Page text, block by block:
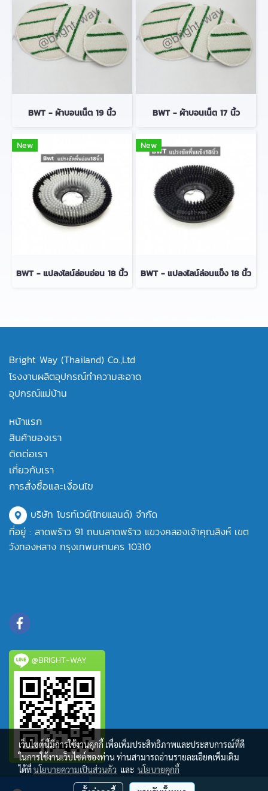
BWT - ผ้าบอนเน็ต 19 นิ้ว BWT - ผ้าบอนเน็ต 17 นิ้ว
New
BWT - แปลงไลน์ล่อนอ่อน 18 นิ้ว
New
BWT - แปลงไลน์ล่อนแข็ง 18 นิ้ว
Bright Way (Thailand) Co.,Ltd
โรงงานผลิตอุปกรณ์ทำความสะอาด
อุปกรณ์แม่บ้าน
หน้าแรก
สินค้าของเรา
ติดต่อเรา
เกี่ยวกับเรา
การสั่งซื้อและเงื่อนไข
บริษัท โบรท์เวย์(ไทยแลนด์) จำกัด
ที่อยู่ : ลาดพร้าว 91 ถนนลาดพร้าว แขวงคลองเจ้าคุณสิงห์ เขต
วังทองหลาง กรุงเทพมหานคร 10310
@BRIGHT-WAY
© Copyright 2022 All rights reserved.
เว็บไซต์นี้มีการใช้งานคุกกี้ เพื่อเพิ่มประสิทธิภาพและประสบการณ์ที่ดี
ในการใช้งานเว็บไซต์ของท่าน ท่านสามารถอ่านรายละเอียดเพิ่มเติม
ได้ที่นโยบายความเป็นส่วนตัว และ นโยบายคุกกี้